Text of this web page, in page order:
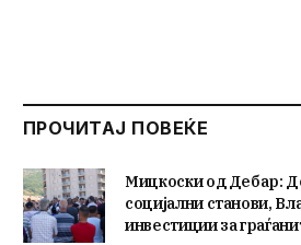
ПРОЧИТАЈ ПОВЕЌЕ
Мицкоски од Дебар:
социјални станови,
инвестиции за